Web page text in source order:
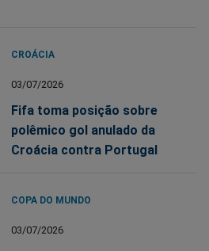
CROÁCIA
03/07/2026
Fifa toma posição sobre
polêmico gol anulado da
Croácia contra Portugal
COPA DO MUNDO
03/07/2026